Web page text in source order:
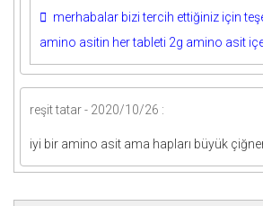
merhabalar bizi tercih ettiğiniz için
amino asitin her tableti 2g amino asit
reşit tatar - 2020/10/26 :
iyi bir amino asit ama hapları büyük